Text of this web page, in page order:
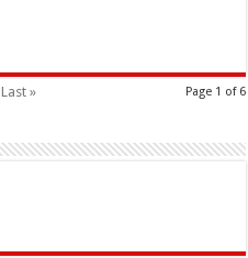
Page 1 of 6
Last »